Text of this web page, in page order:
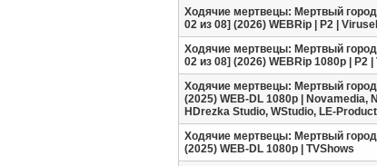
Ходячие мертвецы: Мертвый
02 из 08] (2026) WEBRip | P2 |
Ходячие мертвецы: Мертвый
02 из 08] (2026) WEBRip 1080p | P2
Ходячие мертвецы: Мертвый
(2025) WEB-DL 1080p | Novamedia,
HDrezka Studio, WStudio, LE-
Ходячие мертвецы: Мертвый
(2025) WEB-DL 1080p | TVShows